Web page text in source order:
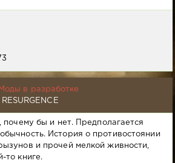
Моды в разработке
бы и нет. Предполагается
История о противостоянии
и прочей мелкой живности,
то книге.